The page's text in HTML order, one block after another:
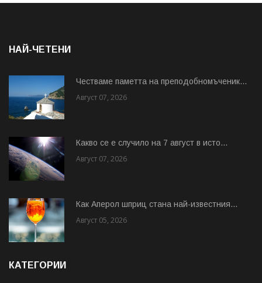
НАЙ-ЧЕТЕНИ
Честваме паметта на преподобномъченик...
Август 07, 2026
Какво се е случило на 7 август в исто...
Август 07, 2026
Как Аперол шприц стана най-известния...
Август 05, 2026
КАТЕГОРИИ